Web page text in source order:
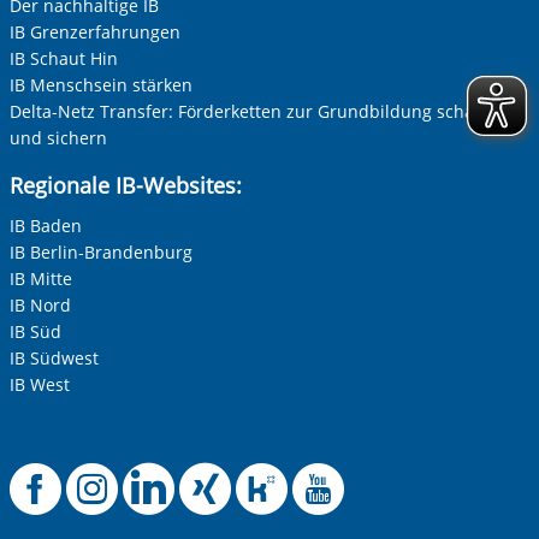
Ihre Telefonnummer
Betreff ihrer Anfrage
Ihre Nachricht
Hier klicken
FriendlyCaptcha ⇗
Zur Aktivierung der Videos Marketing-Cookies hier
Der nachhaltige IB
IB Grenzerfahrungen
IB Schaut Hin
IB Menschsein stärken
Delta-Netz Transfer: Förderketten zur Grundbildung schaffen
und sichern
Regionale IB-Websites:
IB Baden
IB Berlin-Brandenburg
IB Mitte
IB Nord
IB Süd
IB Südwest
IB West
Offizielle
Offizielle
Offizielle
Offizielle
Offizielle